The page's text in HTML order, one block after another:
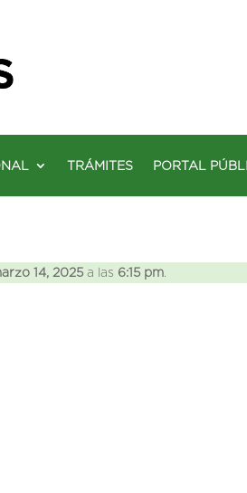
TRÁMITES PORTAL
14, 2025 a las 6:15 pm